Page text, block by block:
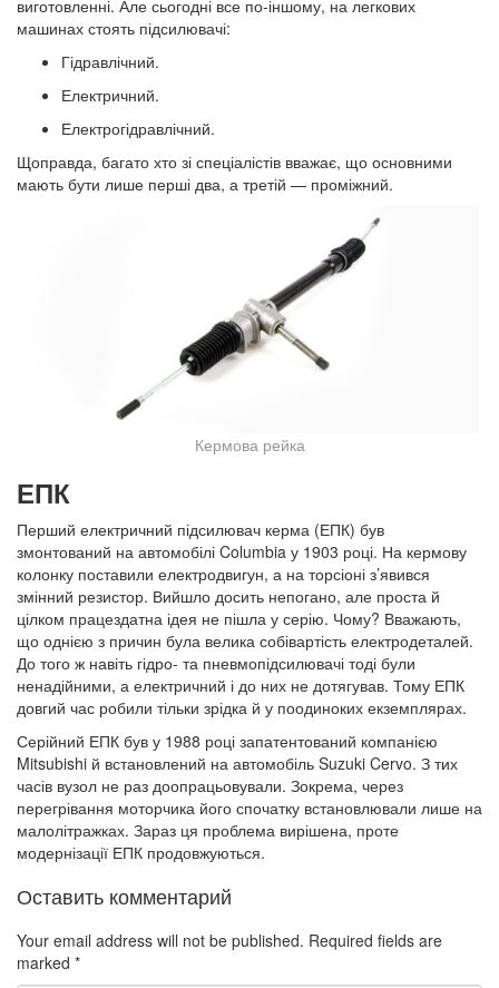
виготовленні. Але сьогодні все по-іншому, на легкових
машинах стоять підсилювачі:
Гідравлічний.
Електричний.
Електрогідравлічний.
Щоправда, багато хто зі спеціалістів вважає, що основними
мають бути лише перші два, а третій — проміжний.
Кермова рейка
ЕПК
Перший електричний підсилювач керма (ЕПК) був
змонтований на автомобілі Columbia у 1903 році. На кермову
колонку поставили електродвигун, а на торсіоні з’явився
змінний резистор. Вийшло досить непогано, але проста й
цілком працездатна ідея не пішла у серію. Чому? Вважають,
що однією з причин була велика собівартість електродеталей.
До того ж навіть гідро- та пневмопідсилювачі тоді були
ненадійними, а електричний і до них не дотягував. Тому ЕПК
довгий час робили тільки зрідка й у поодиноких екземплярах.
Серійний ЕПК був у 1988 році запатентований компанією
Mitsubishi й встановлений на автомобіль Suzuki Cervo. З тих
часів вузол не раз доопрацьовували. Зокрема, через
перегрівання моторчика його спочатку встановлювали лише на
малолітражках. Зараз ця проблема вирішена, проте
модернізації ЕПК продовжуються.
Оставить комментарий
Your email address will not be published. Required fields are
marked *